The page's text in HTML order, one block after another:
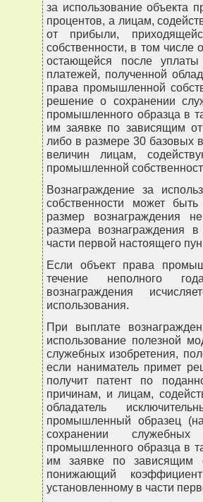
за использование объекта
процентов, а лицам,
от прибыли,
собственности, в том
остающейся после
платежей, полученной
права промышленной
решение о сохранении
промышленного образца в
им заявке по зависящим
либо в размере 30 базовых
величин лицам,
промышленной
Вознаграждение за
собственности может
размер вознаграждения
размера вознаграждения
части первой настоящего
Если объект права
течение неполного
вознаграждения
использования.
При выплате
использование полезной
служебных изобретения,
если наниматель примет
получит патент по
причинам, и лицам,
обладатель
промышленный образец
сохранении
промышленного образца в
им заявке по зависящим
понижающий
установленному в части